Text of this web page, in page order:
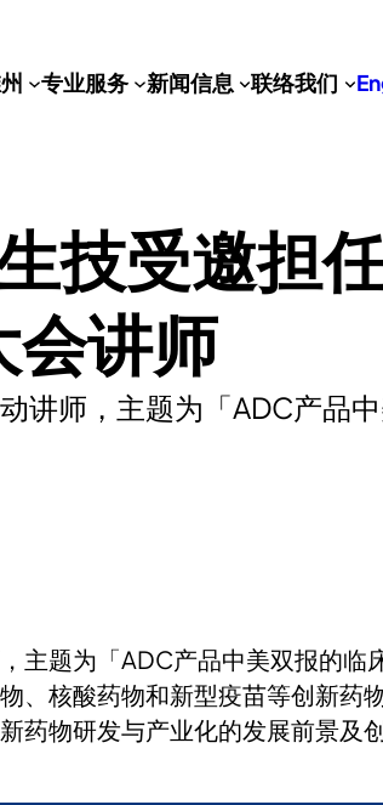
专业服务 新闻信息 联络我们
技受邀担
会讲师
讲师，主题为「ADC产品
主题为「ADC产品中美双报的
、核酸药物和新型疫苗等创新药
药物研发与产业化的发展前景及